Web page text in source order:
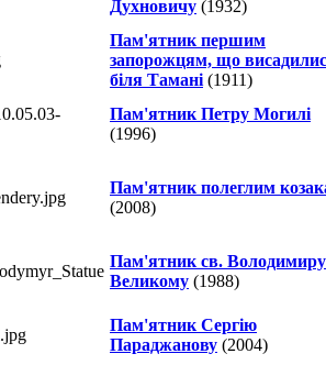
Духновичу (1932)
Пам'ятник першим
запорожцям, що
біля Тамані (1911)
Пам'ятник Петру Могилі
(1996)
Пам'ятник полеглим
(2008)
Пам'ятник св. Володимиру
Великому (1988)
Пам'ятник Сергію
Параджанову (2004)